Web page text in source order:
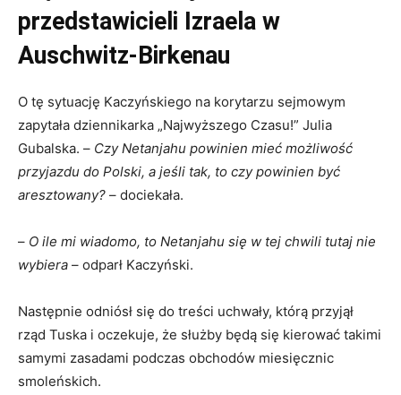
przedstawicieli Izraela w
Auschwitz-Birkenau
O tę sytuację Kaczyńskiego na korytarzu sejmowym
zapytała dziennikarka „Najwyższego Czasu!” Julia
Gubalska. – Czy Netanjahu powinien mieć możliwość
przyjazdu do Polski, a jeśli tak, to czy powinien być
aresztowany? – dociekała.
– O ile mi wiadomo, to Netanjahu się w tej chwili tutaj nie
wybiera – odparł Kaczyński.
Następnie odniósł się do treści uchwały, którą przyjął
rząd Tuska i oczekuje, że służby będą się kierować takimi
samymi zasadami podczas obchodów miesięcznic
smoleńskich.